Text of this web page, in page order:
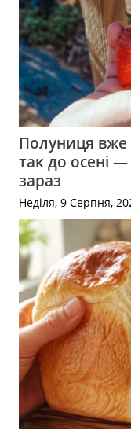
Полуниця вже
так до осені
зараз
Неділя, 9 Серпня,